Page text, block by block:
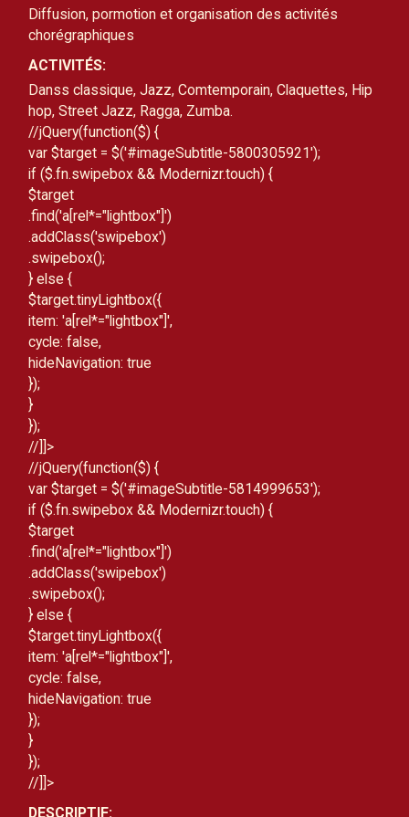
Diffusion, pormotion et organisation des activités
chorégraphiques
ACTIVITÉS:
Danss classique, Jazz, Comtemporain, Claquettes, Hip
hop, Street Jazz, Ragga, Zumba.
//jQuery(function($) {
var $target = $('#imageSubtitle-5800305921');
if ($.fn.swipebox && Modernizr.touch) {
$target
.find('a[rel*="lightbox"]')
.addClass('swipebox')
.swipebox();
} else {
$target.tinyLightbox({
item: 'a[rel*="lightbox"]',
cycle: false,
hideNavigation: true
});
}
});
//]]>
//jQuery(function($) {
var $target = $('#imageSubtitle-5814999653');
if ($.fn.swipebox && Modernizr.touch) {
$target
.find('a[rel*="lightbox"]')
.addClass('swipebox')
.swipebox();
} else {
$target.tinyLightbox({
item: 'a[rel*="lightbox"]',
cycle: false,
hideNavigation: true
});
}
});
//]]>
DESCRIPTIF: